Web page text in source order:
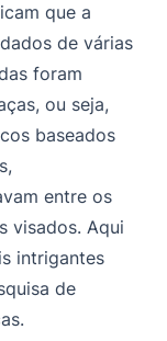
que a
de várias
foram
ou seja,
baseados
entre os
visados. Aqui
intrigantes
de